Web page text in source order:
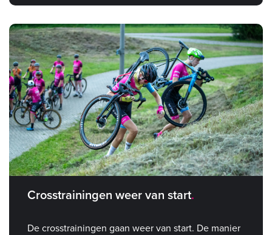
Crosstrainingen weer van start
De crosstrainingen gaan weer van start. De manier